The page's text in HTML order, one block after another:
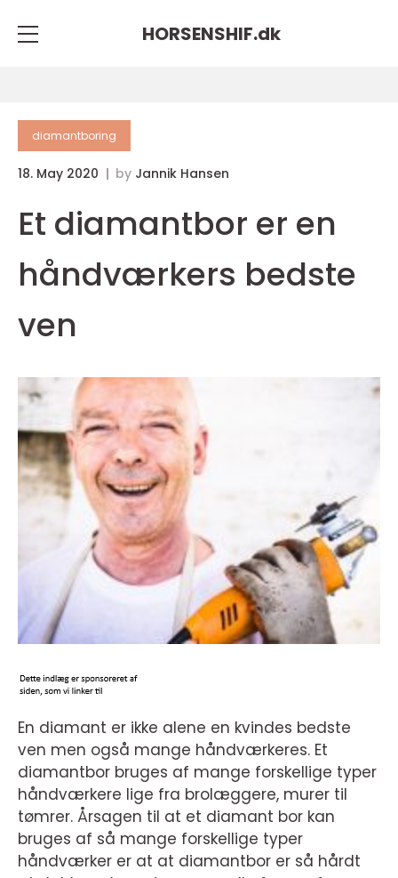
HORSENSHIF.dk
diamantboring
18. May 2020 by Jannik Hansen
Et diamantbor er en
håndværkers bedste
ven
En diamant er ikke alene en kvindes bedste
ven men også mange håndværkeres. Et
diamantbor bruges af mange forskellige typer
håndværkere lige fra brolæggere, murer til
tømrer. Årsagen til at et diamant bor kan
bruges af så mange forskellige typer
håndværker er at at diamantbor er så hårdt